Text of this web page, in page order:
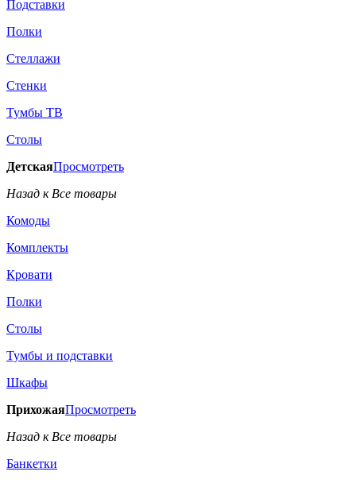
Подставки
Полки
Стеллажи
Стенки
Тумбы ТВ
Столы
ДетскаяПросмотреть
Назад к Все товары
Комоды
Комплекты
Кровати
Полки
Столы
Тумбы и подставки
Шкафы
ПрихожаяПросмотреть
Назад к Все товары
Банкетки